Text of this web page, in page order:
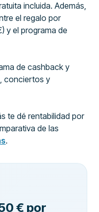
incluida. Además,
el regalo por
y el programa de
de cashback y
conciertos y
te dé rentabilidad por
de las
.
€ por